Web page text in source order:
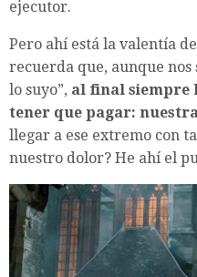
ejecutor.
Pero ahí está la valentía
recuerda que, aunque nos
lo suyo”, al final siempre
tener que pagar:
llegar a ese extremo con
nuestro dolor? He ahí el